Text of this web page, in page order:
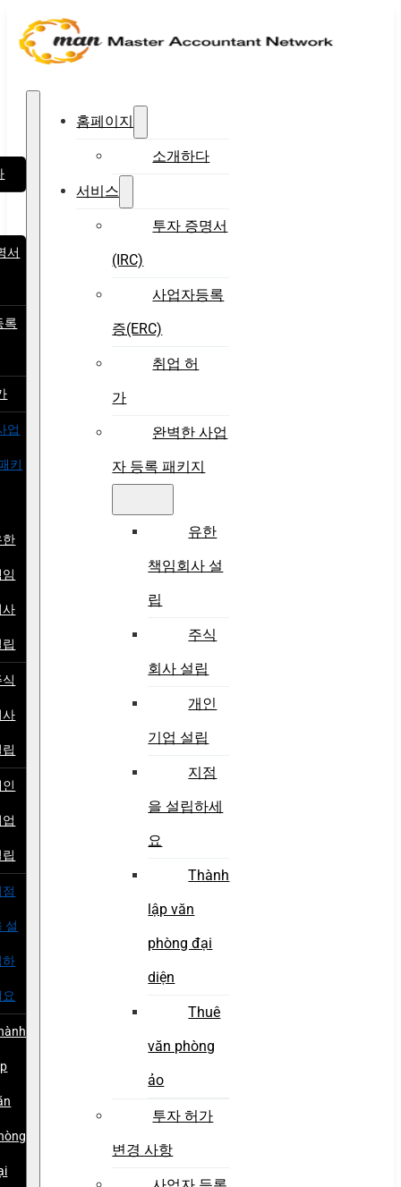
서
록
업
키
한
사
사
설
하
홈페이지
소개하다
서비스
투자 증명서
(IRC)
사업자등록
증(ERC)
취업 허
가
완벽한 사업
자 등록 패키지
유한
책임회사 설
립
주식
회사 설립
개인
기업 설립
지점
을 설립하세
요
Thành
lập văn
phòng đại
diện
Thuê
văn phòng
ảo
투자 허가
변경 사항